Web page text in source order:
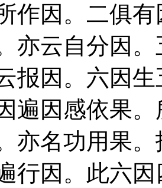
作因。二俱
亦云自分因
报因。六因
遍因感依果
亦名功用果
行因。此六